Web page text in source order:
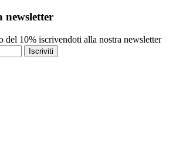
newsletter
del 10% iscrivendoti alla nostra newsletter
Iscriviti